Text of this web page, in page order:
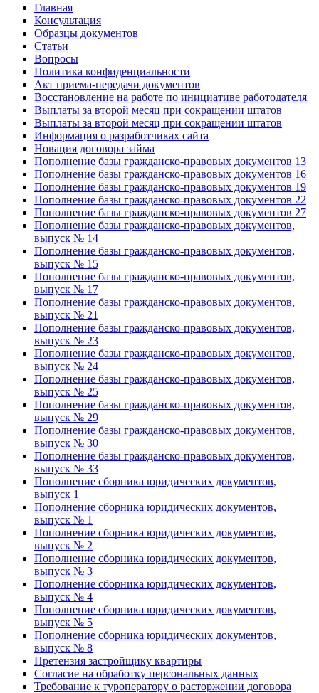
Главная
Консультация
Образцы документов
Статьи
Вопросы
Политика конфиденциальности
Акт приема-передачи документов
Восстановление на работе по инициативе работодателя
Выплаты за второй месяц при сокращении штатов
Выплаты за второй месяц при сокращении штатов
Информация о разработчиках сайта
Новация договора займа
Пополнение базы гражданско-правовых документов 13
Пополнение базы гражданско-правовых документов 16
Пополнение базы гражданско-правовых документов 19
Пополнение базы гражданско-правовых документов 22
Пополнение базы гражданско-правовых документов 27
Пополнение базы гражданско-правовых документов,
выпуск № 14
Пополнение базы гражданско-правовых документов,
выпуск № 15
Пополнение базы гражданско-правовых документов,
выпуск № 17
Пополнение базы гражданско-правовых документов,
выпуск № 21
Пополнение базы гражданско-правовых документов,
выпуск № 23
Пополнение базы гражданско-правовых документов,
выпуск № 24
Пополнение базы гражданско-правовых документов,
выпуск № 25
Пополнение базы гражданско-правовых документов,
выпуск № 29
Пополнение базы гражданско-правовых документов,
выпуск № 30
Пополнение базы гражданско-правовых документов,
выпуск № 33
Пополнение сборника юридических документов,
выпуск 1
Пополнение сборника юридических документов,
выпуск № 1
Пополнение сборника юридических документов,
выпуск № 2
Пополнение сборника юридических документов,
выпуск № 3
Пополнение сборника юридических документов,
выпуск № 4
Пополнение сборника юридических документов,
выпуск № 5
Пополнение сборника юридических документов,
выпуск № 8
Претензия застройщику квартиры
Согласие на обработку персональных данных
Требование к туроператору о расторжении договора